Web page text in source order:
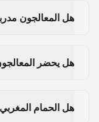
هل المعالجون
هل يحضر
هل الحمام